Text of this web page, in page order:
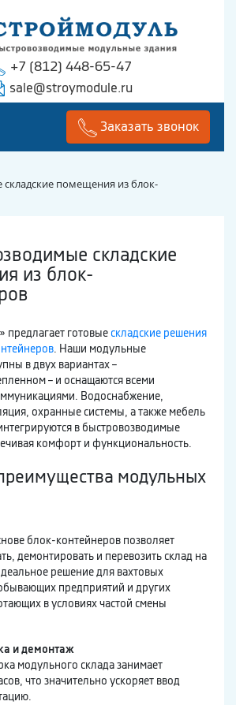
+7 (812) 448-65-47
sale@stroymodule.ru
Заказать звонок
помещения из блок-
складские
из блок-
готовые складские решения
. Наши модульные
в двух вариантах –
– и оснащаются всеми
Водоснабжение,
охранные системы, а также мебель
в быстровозводимые
комфорт и функциональность.
модульных
блок-контейнеров позволяет
демонтировать и перевозить склад на
решение для вахтовых
предприятий и других
в условиях частой смены
и демонтаж
модульного склада занимает
что значительно ускоряет ввод